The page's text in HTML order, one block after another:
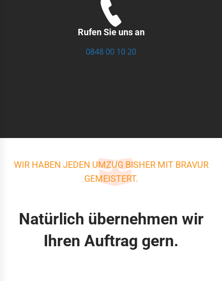
Rufen Sie uns an
0848 00 10 20
WIR HABEN JEDEN UMZUG BISHER MIT BRAVUR
GEMEISTERT.
Natürlich übernehmen wir
Ihren Auftrag gern.